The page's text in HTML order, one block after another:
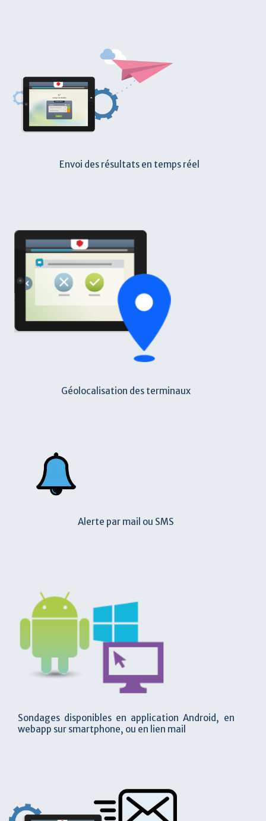
Envoi des résultats en temps réel
Géolocalisation des terminaux
Alerte par mail ou SMS
Sondages disponibles en application Android, en
webapp sur smartphone, ou en lien mail